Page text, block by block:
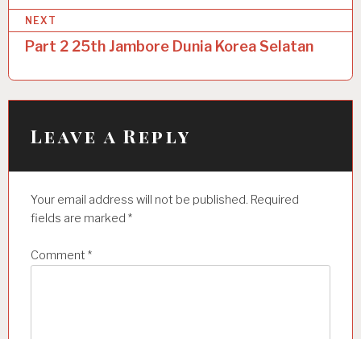
t
n
a
v
NEXT
Part 2 25th Jambore Dunia Korea Selatan
Leave a Reply
Your email address will not be published. Required
fields are marked *
Comment *